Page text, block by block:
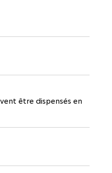
être dispensés en